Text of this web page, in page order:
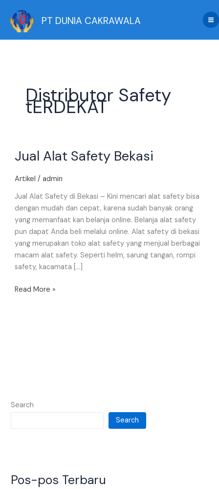
content
PT DUNIA CAKRAWALA
Distributor Safety
tERDEKAT
Jual Alat Safety Bekasi
Artikel / admin
Jual Alat Safety di Bekasi – Kini mencari alat safety bisa
dengan mudah dan cepat, karena sudah banyak orang
yang memanfaat kan belanja online. Belanja alat safety
pun dapat Anda beli melalui online. Alat safety di bekasi
yang merupakan toko alat safety yang menjual berbagai
macam alat safety. Seperti helm, sarung tangan, rompi
safety, kacamata […]
Alat
Bekasi
Read More »
Search
Search
Pos-pos Terbaru